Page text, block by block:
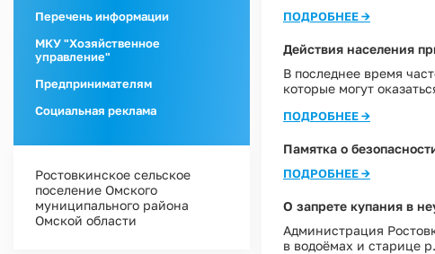
Перечень информации
МКУ "Хозяйственное
управление"
Предпринимателям
Социальная реклама
Ростовкинское сельское
поселение Омского
муниципального района
Омской области
ПОДРОБНЕЕ →
Действия населения
В последнее время
которые могут
ПОДРОБНЕЕ →
Памятка о
ПОДРОБНЕЕ →
О запрете купания в
Администрация
в водоёмах и старице